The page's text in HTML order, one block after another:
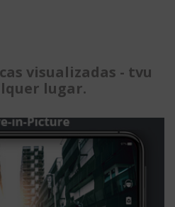
visualizadas - tvu
lugar.